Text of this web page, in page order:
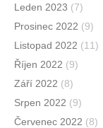
Leden 2023 (7)
Prosinec 2022 (9)
Listopad 2022 (11)
Říjen 2022 (9)
Září 2022 (8)
Srpen 2022 (9)
Červenec 2022 (8)